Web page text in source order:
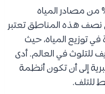
المناطق الاستوائية على أكثر من 54% من مصادر المياه
نصف هذه المناطق تعتبر
توزيع المياه، حيث
في العالم. أدى
إلى أن تكون أنظمة
​​للتلف.